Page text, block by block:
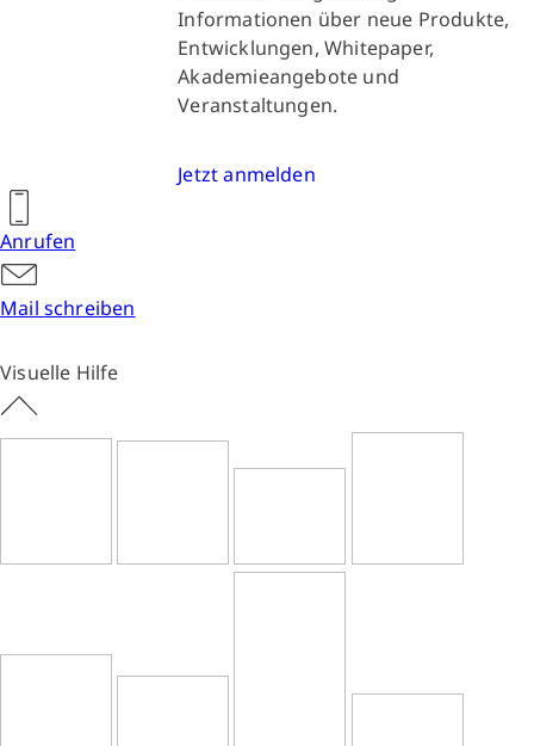
Informationen über neue Produkte,
Entwicklungen, Whitepaper,
Akademieangebote und
Veranstaltungen.
Jetzt anmelden
Anrufen
Mail schreiben
Visuelle Hilfe